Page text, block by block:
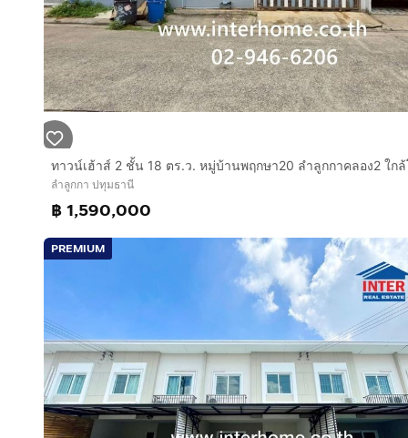
ทำเลดีสถานที่ใกล้เคียง
-ใกล้กับตลาดชัชวาลย์คลอง 7
-อยู่ระหว่างศูนย์กระจายสินค้าโลตัส กับ ศูนย์กระจายสินค้
-ใกล้ห้างบิ๊กซี
-โลตัส
-โฮมโปร
-ตลาดบ้านฟ้า เลอ มาร์เช่
-ตลาดสด(ตลาดชัชวาลคลองเจ็ดและตลาดใหญ่ลำลูกกา)
•ใกล้หน่วยงานราชการ เช่น
-ที่ทำการ อ.บ.ต.,
-กฟภ.ลำลูกกา,
-โรงพักและที่ว่าการ อ.ลำลูกกา,
-โรงพยาบาลธัญบุรี
•ใกล้สถานศึกษา เช่น
-รร.เฟื่องฟ้าวิทยา(ระดับอนุบาล-ป.6)
-โรงเรียนเตรียมอุดมศึกษาพัฒนาการ ปทุมธานี อ.ลำลูกกา
-มหาวิทยาลัยเทคโนโลยีราชมงคลธัญบุรี
ลำลูกกา ปทุมธานี
฿ 1,590,000
PREMIUM